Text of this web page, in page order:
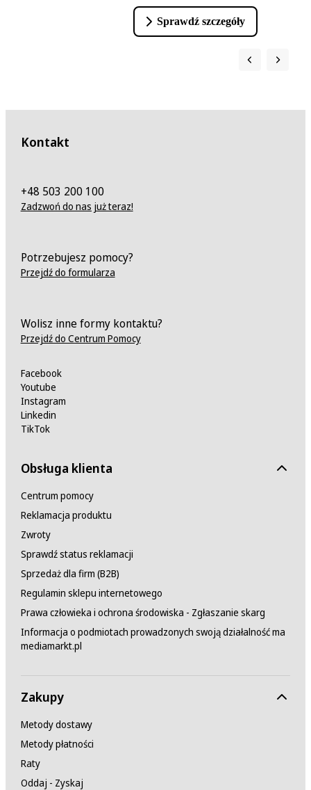
Sprawdź szczegóły
Kontakt
+48 503 200 100
Zadzwoń do nas już teraz!
Potrzebujesz pomocy?
Przejdź do formularza
Wolisz inne formy kontaktu?
Przejdź do Centrum Pomocy
Facebook
Youtube
Instagram
Linkedin
TikTok
Obsługa klienta
Centrum pomocy
Reklamacja produktu
Zwroty
Sprawdź status reklamacji
Sprzedaż dla firm (B2B)
Regulamin sklepu internetowego
Prawa człowieka i ochrona środowiska - Zgłaszanie skarg
Informacja o podmiotach prowadzonych swoją działalność ma
mediamarkt.pl
Zakupy
Metody dostawy
Metody płatności
Raty
Oddaj - Zyskaj